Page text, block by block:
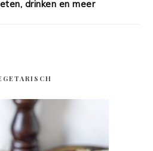
drinken en meer